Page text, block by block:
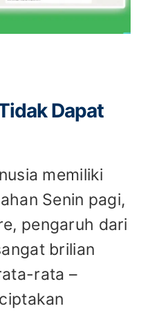
Dapat
memiliki
Senin pagi,
pengaruh dari
brilian
rata –